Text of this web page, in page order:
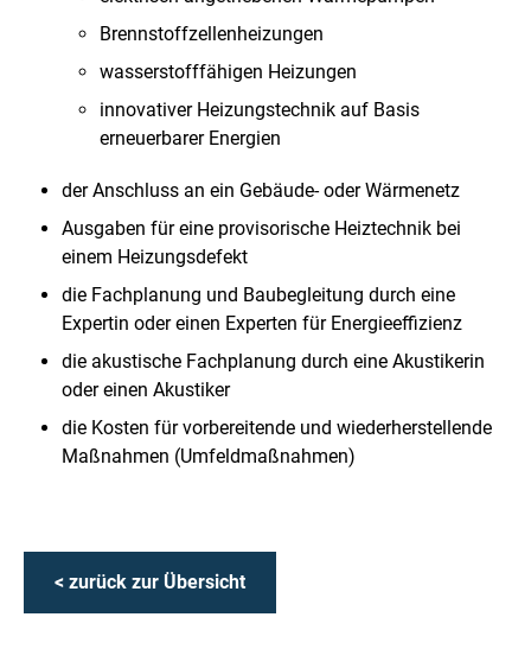
Brennstoffzellenheizungen
wasserstofffähigen Heizungen
innovativer Heizungstechnik auf Basis
erneuerbarer Energien
der Anschluss an ein Gebäude- oder Wärmenetz
Ausgaben für eine provisorische Heiztechnik bei
einem Heizungsdefekt
die Fachplanung und Baubegleitung durch eine
Expertin oder einen Experten für Energieeffizienz
die akustische Fachplanung durch eine Akustikerin
oder einen Akustiker
die Kosten für vorbereitende und wiederherstellende
Maßnahmen (Umfeldmaßnahmen)
< zurück zur Übersicht